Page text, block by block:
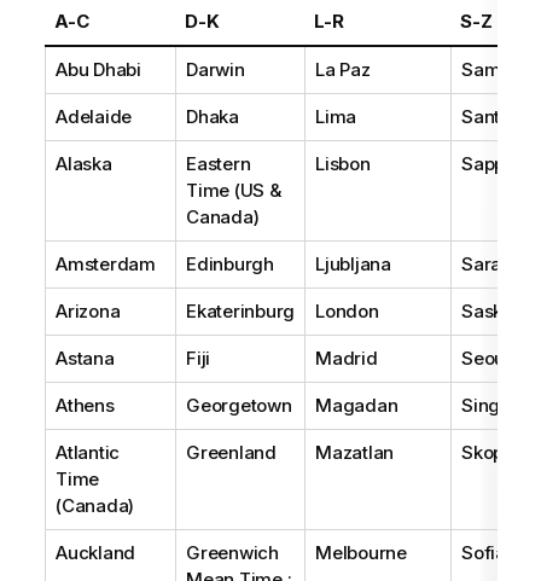
A-C D-K L-R S-Z
Abu Dhabi Darwin La Paz Samoa
Adelaide Dhaka Lima Santiago
Alaska
Eastern
Time (US &
Canada)
Lisbon Sapporo
Amsterdam Edinburgh Ljubljana Sarajevo
Arizona Ekaterinburg London
Astana Fiji Madrid Seoul
Athens Georgetown Magadan
Atlantic
Time
(Canada)
Greenland Mazatlan Skopje
Auckland
Greenwich
Melbourne Sofia